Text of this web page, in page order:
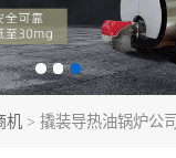
机 > 撬装导热油锅炉公司